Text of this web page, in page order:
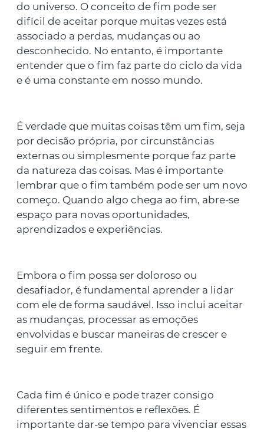
do universo. O conceito de fim pode ser
difícil de aceitar porque muitas vezes está
associado a perdas, mudanças ou ao
desconhecido. No entanto, é importante
entender que o fim faz parte do ciclo da vida
e é uma constante em nosso mundo.
É verdade que muitas coisas têm um fim, seja
por decisão própria, por circunstâncias
externas ou simplesmente porque faz parte
da natureza das coisas. Mas é importante
lembrar que o fim também pode ser um novo
começo. Quando algo chega ao fim, abre-se
espaço para novas oportunidades,
aprendizados e experiências.
Embora o fim possa ser doloroso ou
desafiador, é fundamental aprender a lidar
com ele de forma saudável. Isso inclui aceitar
as mudanças, processar as emoções
envolvidas e buscar maneiras de crescer e
seguir em frente.
Cada fim é único e pode trazer consigo
diferentes sentimentos e reflexões. É
importante dar-se tempo para vivenciar essas